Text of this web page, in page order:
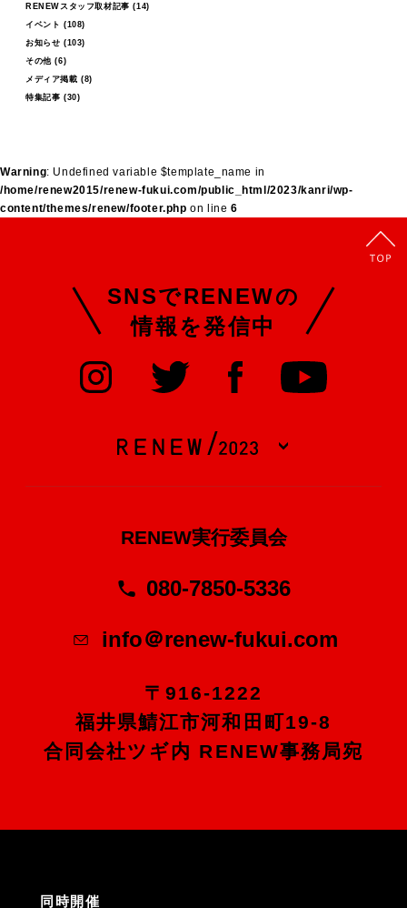
RENEWスタッフ取材記事 (14)
イベント (108)
お知らせ (103)
その他(6)
メディア掲載 (8)
特集記事 (30)
Warning: Undefined variable $template_name in
/home/renew2015/renew-fukui.com/public_html/2023/kanri/wp-
content/themes/renew/footer.php on line 6
SNSでRENEWの
情報を発信中
RENEW実行委員会
080-7850-5336
info＠renew-fukui.com
〒916-1222
福井県鯖江市河和田町19-8
合同会社ツギ内 RENEW事務局宛
同時開催